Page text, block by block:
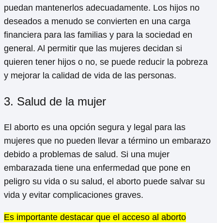
puedan mantenerlos adecuadamente. Los hijos no
deseados a menudo se convierten en una carga
financiera para las familias y para la sociedad en
general. Al permitir que las mujeres decidan si
quieren tener hijos o no, se puede reducir la pobreza
y mejorar la calidad de vida de las personas.
3. Salud de la mujer
El aborto es una opción segura y legal para las
mujeres que no pueden llevar a término un embarazo
debido a problemas de salud. Si una mujer
embarazada tiene una enfermedad que pone en
peligro su vida o su salud, el aborto puede salvar su
vida y evitar complicaciones graves.
Es importante destacar que el acceso al aborto